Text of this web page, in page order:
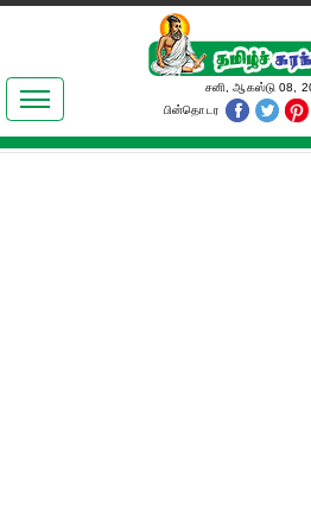
இலக்கியங்கள்
தமிழ் உலகம்
சனி, ஆகஸ்டு 08,
பின்தொடர